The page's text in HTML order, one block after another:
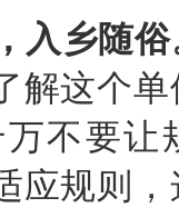
入乡随
解这个
不要让
应规则